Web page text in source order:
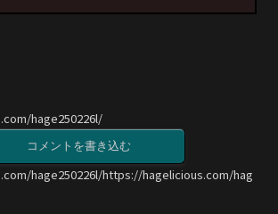
hage250226l/
コメントを書き込む
hage250226l/https://hagelicious.com/hag